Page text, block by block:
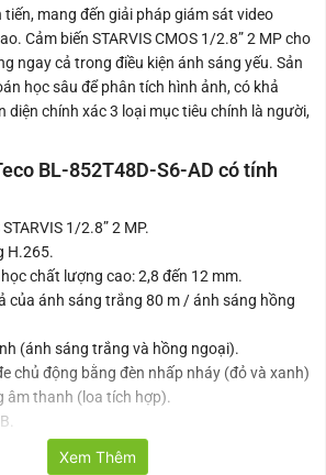
tiến, mang đến giải pháp giám sát video
Cảm biến STARVIS CMOS 1/2.8” 2 MP cho
ngay cả trong điều kiện ánh sáng yếu. Sản
học sâu để phân tích hình ảnh, có khả
diện chính xác 3 loại mục tiêu chính là người,
BL-852T48D-S6-AD có tính
1/2.8” 2 MP.
H.265.
chất lượng cao: 2,8 đến 12 mm.
của ánh sáng trắng 80 m / ánh sáng hồng
(ánh sáng trắng và hồng ngoại).
chủ động bằng đèn nhấp nháy (đỏ và xanh)
âm thanh (loa tích hợp).
micro-SD tích hợp (hỗ trợ tối đa 256 GB).
Xem Thêm